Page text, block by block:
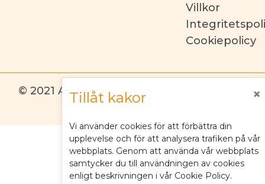
Tillåt kakor ×
Vi använder cookies för att förbättra din
upplevelse och för att analysera trafiken på vår
webbplats. Genom att använda vår webbplats
samtycker du till användningen av cookies
enligt beskrivningen i vår Cookie Policy.
Villkor
Cookiepolicy
© 2021 Alemanzo GmbH | Alla rättigheter